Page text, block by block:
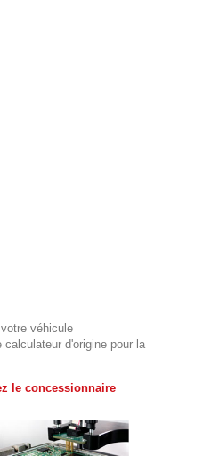
véhicule
d'origine pour la
le concessionnaire